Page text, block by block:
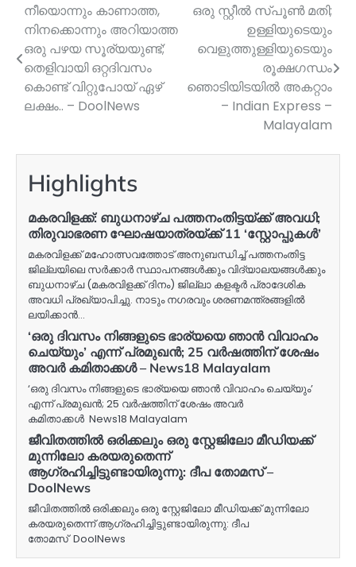
Post
navigation
നീയൊന്നും കാണാത്ത,
നിനക്കൊന്നും അറിയാത്ത
ഒരു പഴയ സൂര്യയുണ്ട്;
തെളിവായി ഒറ്റദിവസം
കൊണ്ട് വിറ്റുപോയ് ഏഴ്
ലക്ഷം.. – DoolNews
ഒരു സ്റ്റീൽ സ്പൂൺ മതി;
ഉള്ളിയുടെയും
വെളുത്തുള്ളിയുടെയും
രൂക്ഷഗന്ധം
ഞൊടിയിടയിൽ അകറ്റാം
– Indian Express –
Malayalam
Highlights
മകരവിളക്ക്: ബുധനാഴ്ച പത്തനംതിട്ടയ്ക്ക് അവധി;
തിരുവാഭരണ ഘോഷയാത്രയ്ക്ക് 11 ‘സ്റ്റോപ്പുകൾ’
മകരവിളക്ക് മഹോത്സവത്തോട് അനുബന്ധിച്ച് പത്തനംതിട്ട
ജില്ലയിലെ സർക്കാർ സ്ഥാപനങ്ങൾക്കും വിദ്യാലയങ്ങൾക്കും
ബുധനാഴ്ച (മകരവിളക്ക് ദിനം) ജില്ലാ കളക്ടർ പ്രാദേശിക
അവധി പ്രഖ്യാപിച്ചു. നാടും നഗരവും ശരണമന്ത്രങ്ങളിൽ
ലയിക്കാൻ…
‘ഒരു ദിവസം നിങ്ങളുടെ ഭാര്യയെ ഞാൻ വിവാഹം
ചെയ്യും’ എന്ന് പ്രമുഖൻ; 25 വർഷത്തിന് ശേഷം
അവർ കമിതാക്കൾ – News18 Malayalam
‘ഒരു ദിവസം നിങ്ങളുടെ ഭാര്യയെ ഞാൻ വിവാഹം ചെയ്യും’
എന്ന് പ്രമുഖൻ; 25 വർഷത്തിന് ശേഷം അവർ
കമിതാക്കൾ News18 Malayalam
ജീവിതത്തിൽ ഒരിക്കലും ഒരു സ്റ്റേജിലോ മീഡിയക്ക്
മുന്നിലോ കരയരുതെന്ന്
ആഗ്രഹിച്ചിട്ടുണ്ടായിരുന്നു: ദീപ തോമസ് –
DoolNews
ജീവിതത്തിൽ ഒരിക്കലും ഒരു സ്റ്റേജിലോ മീഡിയക്ക് മുന്നിലോ
കരയരുതെന്ന് ആഗ്രഹിച്ചിട്ടുണ്ടായിരുന്നു: ദീപ
തോമസ് DoolNews